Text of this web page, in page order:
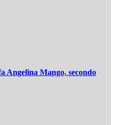
Angelina Mango, secondo